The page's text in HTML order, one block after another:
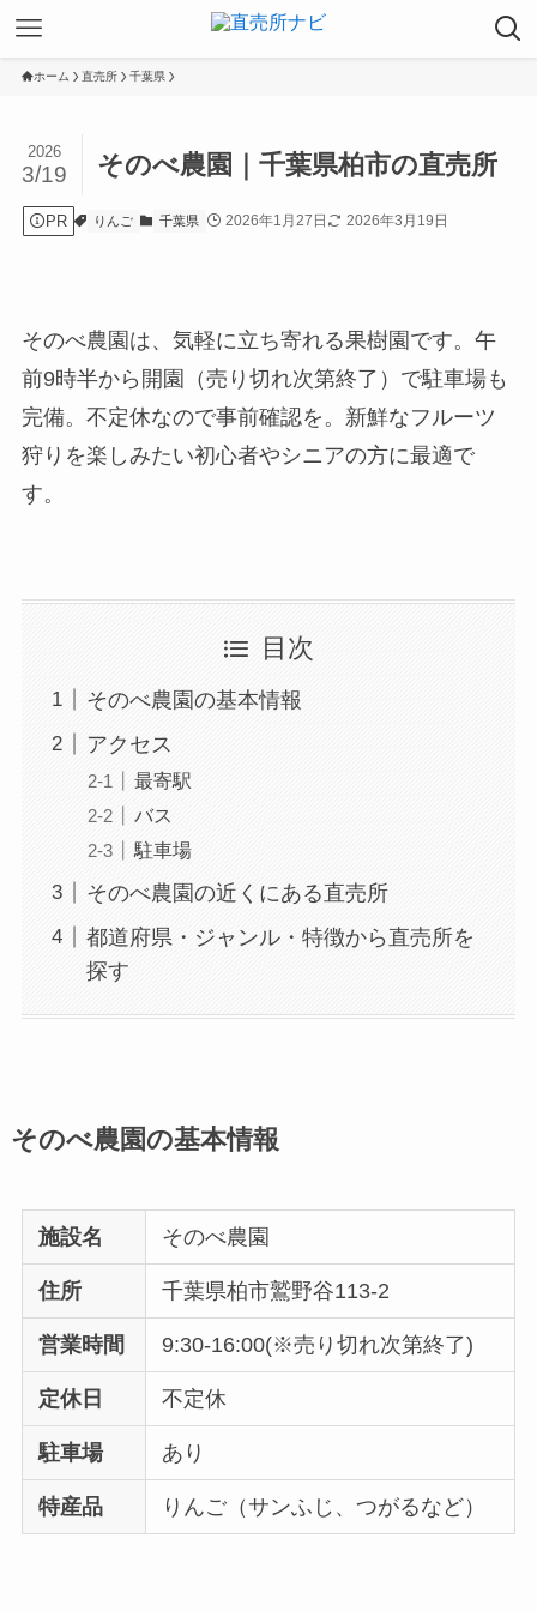
ホーム 直売所 千葉県
そのべ農園｜千葉県柏市の直売所
2026
3/19
PR りんご 千葉県 2026年1月27日 2026年3月19日
そのべ農園は、気軽に立ち寄れる果樹園です。午
前9時半から開園（売り切れ次第終了）で駐車場も
完備。不定休なので事前確認を。新鮮なフルーツ
狩りを楽しみたい初心者やシニアの方に最適で
す。
目次
そのべ農園の基本情報
アクセス
最寄駅
バス
駐車場
そのべ農園の近くにある直売所
都道府県・ジャンル・特徴から直売所を
探す
そのべ農園の基本情報
施設名 そのべ農園
住所 千葉県柏市鷲野谷113-2
営業時間 9:30-16:00(※売り切れ次第終了)
定休日 不定休
駐車場 あり
特産品 りんご（サンふじ、つがるなど）